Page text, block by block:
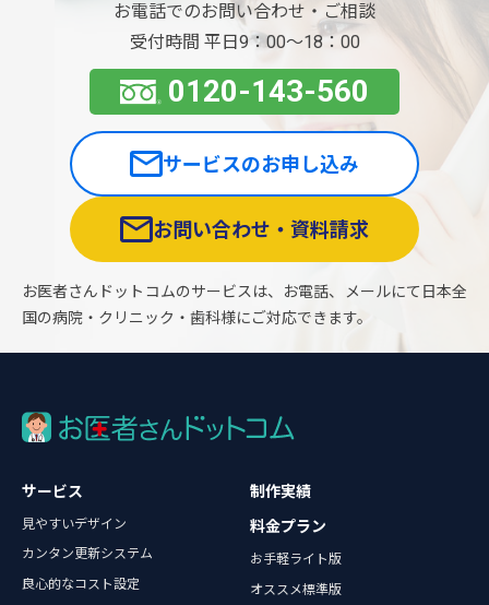
お電話でのお問い合わせ・ご相談
受付時間 平日9：00〜18：00
0120-143-560
サービスのお申し込み
お問い合わせ・資料請求
お医者さんドットコムのサービスは、お電話、メールにて日本全
国の病院・クリニック・歯科様にご対応できます。
サービス
見やすいデザイン
カンタン更新システム
良心的なコスト設定
制作実績
料金プラン
お手軽ライト版
オススメ標準版